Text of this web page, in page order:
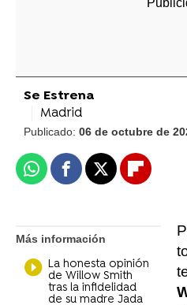
Se Estrena
Madrid
Publicado: 06 de octubre de
WhatsappFacebook
X
Más información
La honesta opinión
de Willow Smith
tras la infidelidad
de su madre Jada